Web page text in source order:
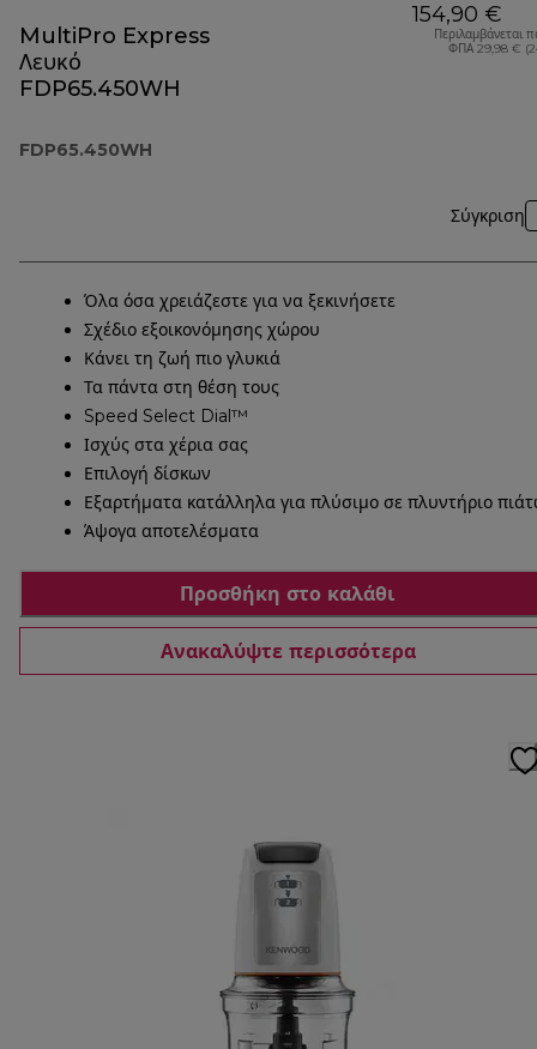
MultiPro Express
Λευκό
FDP65.450WH
FDP65.450WH
154,90 €
Περιλαμβάνεται
ΦΠΑ 29,98 €
Σύγκριση
Όλα όσα χρειάζεστε για να ξεκινήσετε
Σχέδιο εξοικονόμησης χώρου
Κάνει τη ζωή πιο γλυκιά
Τα πάντα στη θέση τους
Speed Select Dial™
Ισχύς στα χέρια σας
Επιλογή δίσκων
Εξαρτήματα κατάλληλα για πλύσιμο σε πλυντήριο
Άψογα αποτελέσματα
Προσθήκη στο καλάθι
Ανακαλύψτε περισσότερα